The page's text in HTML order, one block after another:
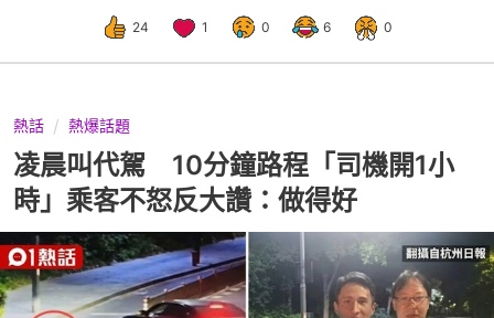
24 1 0 6 0
熱話 熱爆話題
凌晨叫代駕 10分鐘路程「司機開1小
時」乘客不怒反大讚：做得好